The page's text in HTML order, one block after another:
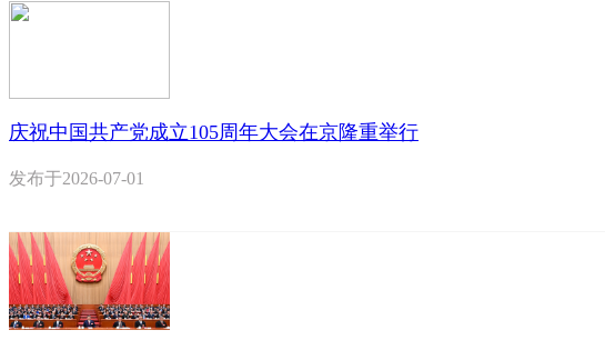
庆祝中国共产党成立105周年大会在京隆重举行
发布于2026-07-01